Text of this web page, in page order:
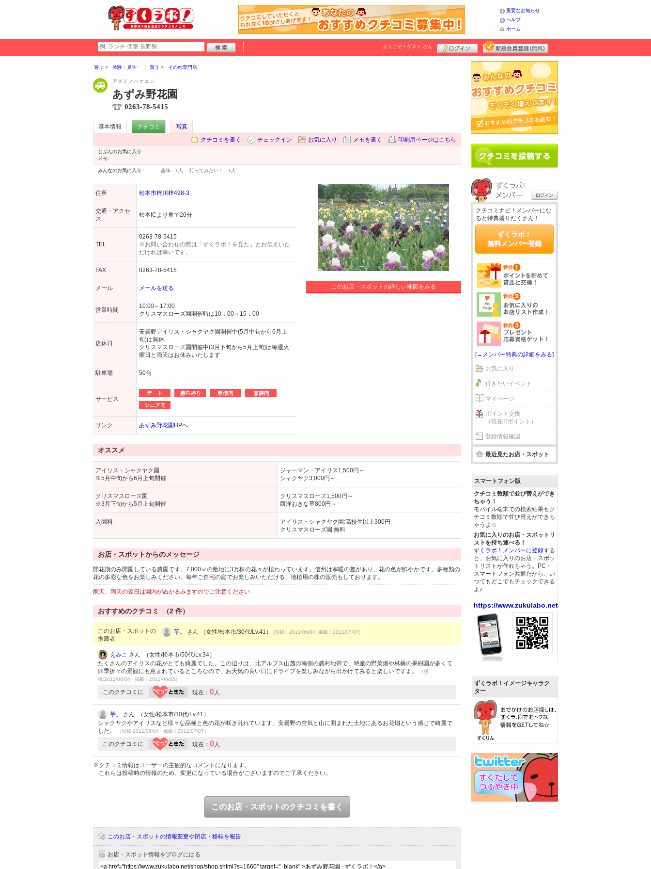
重要なお知らせ
ヘルプ
ホーム
ようこそ！ ゲスト さん
遊ぶ 体験・見学 買う その他専門店
アズミノハナエン
あずみ野花園
0263-78-5415
基本情報 クチコミ
写真
クチコミを書く
チェックイン お気に入り メモを書く 印刷用ページはこちら
じぶんのお気に入り:
メモ:
みんなのお気に入り: 趣味… 1人 行ってみたい！… 1人
住所 松本市梓川梓498-3
交通・アクセ
ス
松本ICより車で20分
TEL
0263-78-5415
※お問い合わせの際は「ずくラボ！を見た」とお伝えいた
だければ幸いです。
FAX 0263-78-5415
メール メールを送る
営業時間
10:00～17:00
クリスマスローズ園開催時は10：00～15：00
店休日
安曇野アイリス・シャクヤク園開催中(5月中旬から6月上
旬)は無休
クリスマスローズ園開催中(3月下旬から5月上旬)は毎週火
曜日と雨天はお休みいたします
駐車場 50台
サービス
リンク あずみ野花園HPへ
このお店・スポットの詳しい地図をみる
オススメ
アイリス・シャクヤク園
※5月中旬から6月上旬開催
ジャーマン・アイリス1,500円～
シャクヤク3,000円～
クリスマスローズ園
※3月下旬から5月上旬開催
クリスマスローズ1,500円～
西洋おきな草800円～
入園料
アイリス・シャクヤク園:高校生以上300円
クリスマスローズ園:無料
お店・スポットからのメッセージ
開花期のみ開園している農園です。7,000㎡の敷地に3万株の花々が植わっています。信州は寒暖の差があり、花の色が鮮やかです。多種類の
花の多彩な色をお楽しみください。毎年ご自宅の庭でお楽しみいただける、地植用の株の販売もしております。
雨天、雨天の翌日は園内がぬかるみますのでご注意ください
おすすめのクチコミ （2 件）
このお店・スポットの
推薦者
芋。 さん （女性/松本市/30代/Lv.41） (投稿：2011/06/04 掲載：2011/07/07)
えみこ さん （女性/松本市/50代/Lv.34）
たくさんのアイリスの花がとても綺麗でした。この辺りは、北アルプス山麓の南側の農村地帯で、特産の野菜畑や林檎の果樹園が多くて
四季折々の景観にも恵まれているところなので、お天気の良い日にドライブを楽しみながら出かけてみると楽しいですよ。
（投
稿:2012/06/04 掲載：2012/06/05）
このクチコミに 現在： 0人
芋。
さん （女性/松本市/30代/Lv.41）
シャクヤクやアイリスなど様々な品種と色の花が咲き乱れています。安曇野の空気と山に囲まれた土地にあるお花畑という感じで綺麗で
した。
（投稿:2011/06/04 掲載：2011/07/07）
このクチコミに 現在： 0人
※クチコミ情報はユーザーの主観的なコメントになります。
これらは投稿時の情報のため、変更になっている場合がございますのでご了承ください。
このお店・スポットのクチコミを書く
このお店・スポットの情報変更や閉店・移転を報告
お店・スポット情報をブログにはる
クチコミナビ！メンバーにな
ると特典盛りだくさん！
ずくラボ！
無料メンバー登録
[→メンバー特典の詳細をみる]
お気に入り
行きたいイベント
マイページ
ポイント交換
（現在 0ポイント）
登録情報確認
最近見たお店・スポット
スマートフォン版
クチコミ数順で並び替えができ
ちゃう！
モバイル端末での検索結果もク
チコミ数順で並び替えができち
ゃうよ☆
お気に入りのお店・スポットリ
ストを持ち運べる！
ずくラボ！メンバーに登録する
と、お気に入りのお店・スポッ
トリストが作れちゃう。PC・
スマートフォン共通だから、い
つでもどこでもチェックできる
よ♪
https://www.zukulabo.net/
ずくラボ！イメージキャラク
ター